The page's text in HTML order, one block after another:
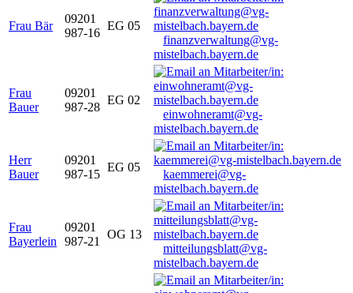
Frau Bär
09201
987-16
EG 05
finanzverwaltung@vg-
mistelbach.bayern.de
Frau
Bauer
09201
987-28
EG 02
einwohneramt@vg-
mistelbach.bayern.de
Herr
Bauer
09201
987-15
EG 05
kaemmerei@vg-
mistelbach.bayern.de
Frau
Bayerlein
09201
987-21
OG 13
mitteilungsblatt@vg-
mistelbach.bayern.de